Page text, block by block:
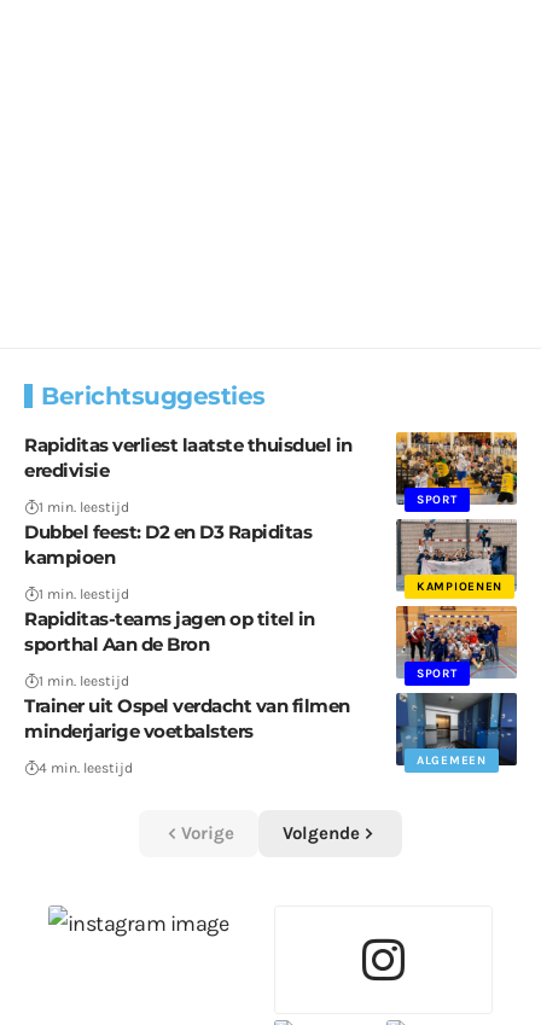
Berichtsuggesties
SPORT
Rapiditas verliest laatste thuisduel in
eredivisie
1 min. leestijd
KAMPIOENEN
Dubbel feest: D2 en D3 Rapiditas
kampioen
1 min. leestijd
SPORT
Rapiditas-teams jagen op titel in
sporthal Aan de Bron
1 min. leestijd
ALGEMEEN
Trainer uit Ospel verdacht van filmen
minderjarige voetbalsters
4 min. leestijd
Vorige Volgende